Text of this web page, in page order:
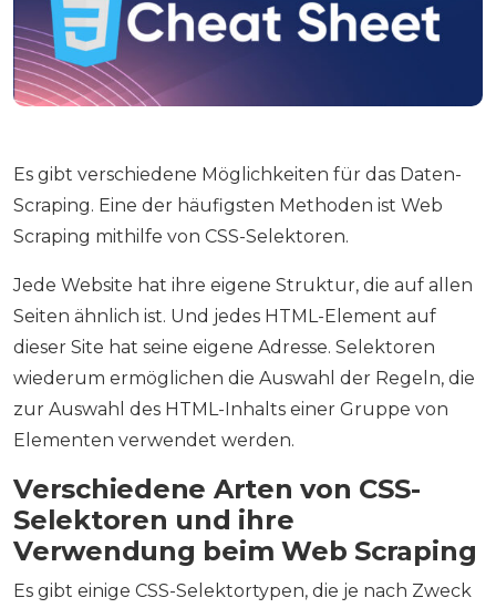
Es gibt verschiedene Möglichkeiten für das Daten-
Scraping. Eine der häufigsten Methoden ist Web
Scraping mithilfe von CSS-Selektoren.
Jede Website hat ihre eigene Struktur, die auf allen
Seiten ähnlich ist. Und jedes HTML-Element auf
dieser Site hat seine eigene Adresse. Selektoren
wiederum ermöglichen die Auswahl der Regeln, die
zur Auswahl des HTML-Inhalts einer Gruppe von
Elementen verwendet werden.
Verschiedene Arten von CSS-
Selektoren und ihre
Verwendung beim Web Scraping
Es gibt einige CSS-Selektortypen, die je nach Zweck